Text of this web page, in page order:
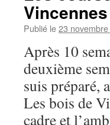
Vincennes
Publié le23
Après 10
deuxième
suis préparé,
Les bois de
cadre et